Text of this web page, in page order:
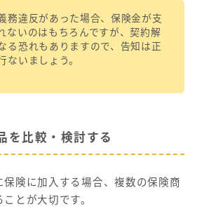
務違反があった場合、保険金が支
ないのはもちろんですが、契約解
る恐れもありますので、告知は正
ないましょう。
を比較・検討する
保険に加入する場合、複数の保険商
とが大切です。